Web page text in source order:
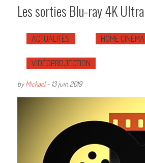
Les sorties Blu-ray 4K
ACTUALITÉS HOME CINÉMA
VIDÉOPROJECTION
byMickael- 13 juin 2019